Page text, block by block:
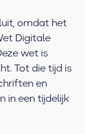
omdat het
Digitale
wet is
Tot die tijd is
en
in een tijdelijk